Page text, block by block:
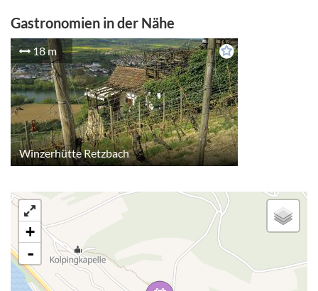
Gastronomien in der Nähe
18 m
Winzerhütte Retzbach
+
-